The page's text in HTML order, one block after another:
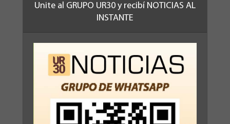
Unite al GRUPO UR30 y recibí NOTICIAS AL
INSTANTE